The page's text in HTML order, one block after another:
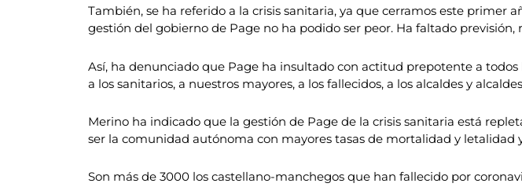
También, se ha referido a la crisis sanitaria, ya que cerramos este
gestión del gobierno de Page no ha podido ser peor. Ha faltado previsión,
Así, ha denunciado que Page ha insultado con actitud prepotente a
a los sanitarios, a nuestros mayores, a los fallecidos, a los alcaldes y
Merino ha indicado que la gestión de Page de la crisis sanitaria está
ser la comunidad autónoma con mayores tasas de mortalidad y letalidad
Son más de 3000 los castellano-manchegos que han fallecido por